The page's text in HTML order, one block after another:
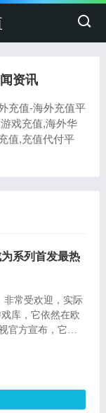
资讯
充值-海外充值平
戏充值,海外华
值,充值代付平
系列首发最热
非常受欢迎，实际
库，它依然在欧
官方宣布，它已